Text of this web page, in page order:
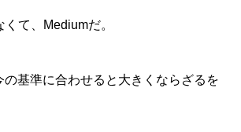
て、Mediumだ。
の基準に合わせると大きくならざるを